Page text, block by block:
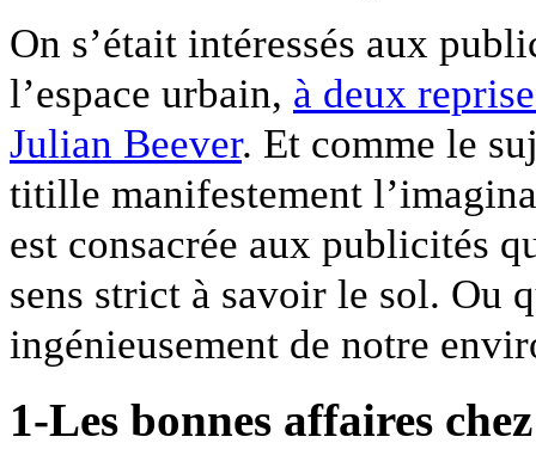
On s’était intéressés aux
l’espace urbain, à deux
Julian Beever. Et comme le
titille manifestement
est consacrée aux publicités
sens strict à savoir le sol. Ou
ingénieusement de notre
1-Les bonnes affaires